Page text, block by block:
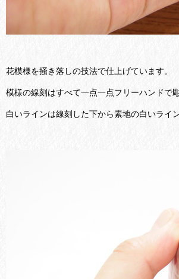
花模様を掻き落しの技法で仕上げています。
模様の線刻はすべて一点一点フリーハンドで
白いラインは線刻した下から素地の白いライ